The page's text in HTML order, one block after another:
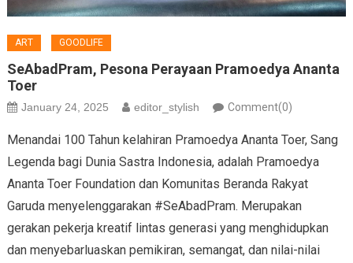
ART GOODLIFE
SeAbadPram, Pesona Perayaan Pramoedya Ananta
Toer
January 24, 2025 editor_stylish Comment(0)
Menandai 100 Tahun kelahiran Pramoedya Ananta Toer, Sang
Legenda bagi Dunia Sastra Indonesia, adalah Pramoedya
Ananta Toer Foundation dan Komunitas Beranda Rakyat
Garuda menyelenggarakan #SeAbadPram. Merupakan
gerakan pekerja kreatif lintas generasi yang menghidupkan
dan menyebarluaskan pemikiran, semangat, dan nilai-nilai